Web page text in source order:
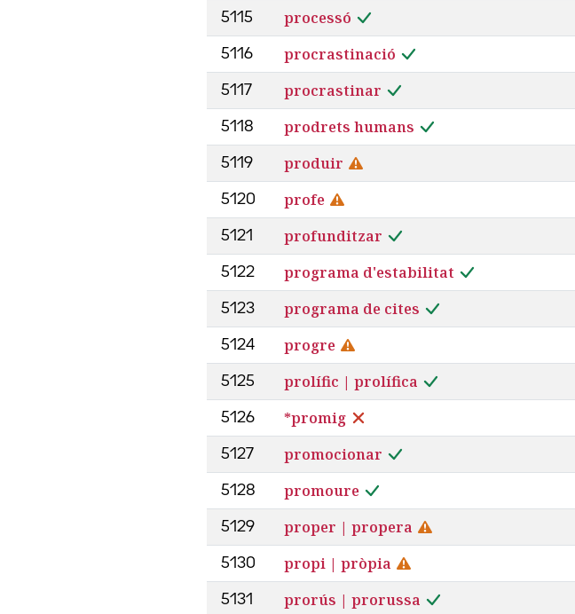
5115 processó
5116 procrastinació
5117 procrastinar
5118 prodrets humans
5119 produir
5120 profe
5121 profunditzar
5122 programa d'estabilitat
5123 programa de cites
5124 progre
5125 prolífic | prolífica
5126 *promig
5127 promocionar
5128 promoure
5129 proper | propera
5130 propi | pròpia
5131 prorús | prorussa